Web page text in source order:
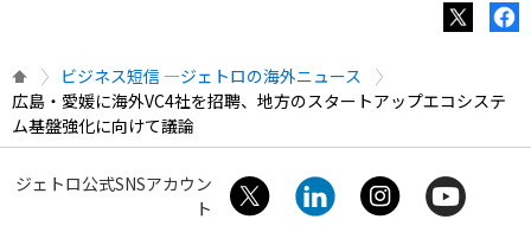
ビジネス短信 ―ジェトロの海外ニュース
広島・愛媛に海外VC4社を招聘、地方のスタートアップエコシステ
ム基盤強化に向けて議論
ジェトロ公式SNSアカウン
ト